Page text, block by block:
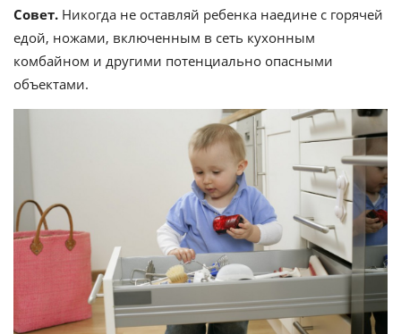
Совет. Никогда не оставляй ребенка наедине с горячей
едой, ножами, включенным в сеть кухонным
комбайном и другими потенциально опасными
объектами.